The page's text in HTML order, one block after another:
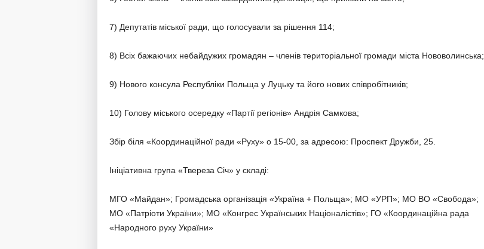
7) Депутатів міської ради, що голосували за рішення 114;
8) Всіх бажаючих небайдужих громадян – членів територіальної громади міста Нововолинська;
9) Нового консула Республіки Польща у Луцьку та його нових співробітників;
10) Голову міського осередку «Партії регіонів» Андрія Самкова;
Збір біля «Координаційної ради «Руху» о 15-00, за адресою: Проспект Дружби, 25.
Ініціативна група «Твереза Січ» у складі:
МГО «Майдан»; Громадська організація «Україна + Польща»; МО «УРП»; МО ВО «Свобода»;
МО «Патріоти України»; МО «Конгрес Українських Націоналістів»; ГО «Координаційна рада
«Народного руху України»